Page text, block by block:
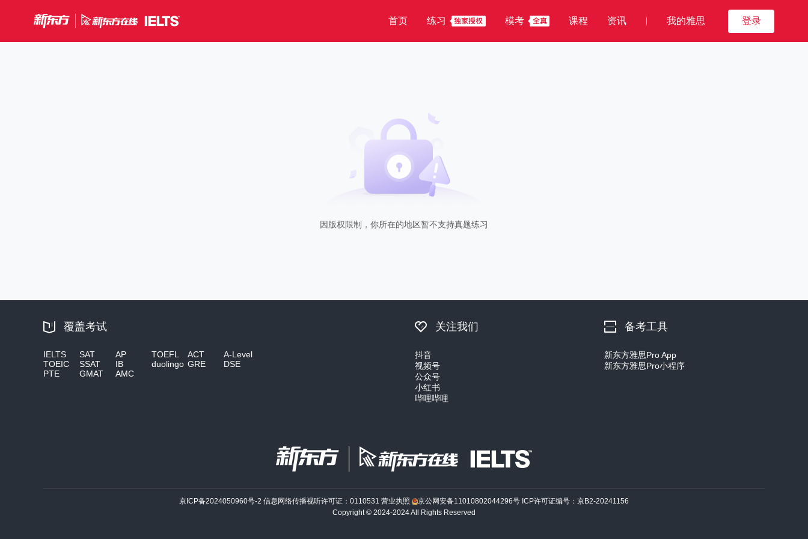
首页 练习 模考 课程 资讯 我的雅思 登录
因版权限制，你所在的地区暂不支持真题练习
覆盖考试
IELTS SAT AP TOEFL ACT
A-Level
TOEIC
SSAT IB duolingo GRE
DSE
PTE
GMAT AMC
关注我们
抖音
视频号
公众号
小红书
哔哩哔哩
备考工具
新东方雅思Pro App
新东方雅思Pro小程序
京ICP备2024050960号-2 信息网络传播视听许可证：0110531 营业执照 京公网安备11010802044296号 ICP许可证编号：京B2-20241156
Copyright © 2024-2024 All Rights Reserved